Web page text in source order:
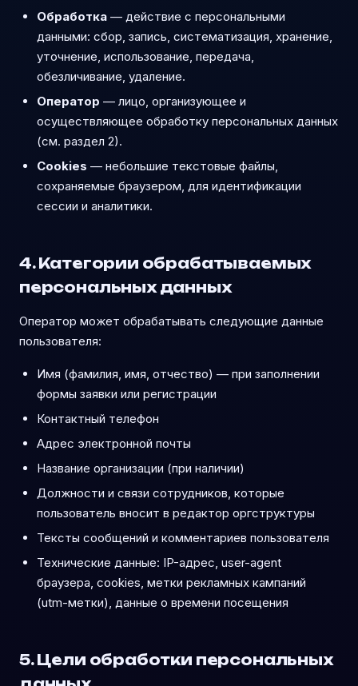
Обработка — действие с персональными
данными: сбор, запись, систематизация, хранение,
уточнение, использование, передача,
обезличивание, удаление.
Оператор — лицо, организующее и
осуществляющее обработку персональных данных
(см. раздел 2).
Cookies — небольшие текстовые файлы,
сохраняемые браузером, для идентификации
сессии и аналитики.
4. Категории обрабатываемых
персональных данных
Оператор может обрабатывать следующие данные
пользователя:
Имя (фамилия, имя, отчество) — при заполнении
формы заявки или регистрации
Контактный телефон
Адрес электронной почты
Название организации (при наличии)
Должности и связи сотрудников, которые
пользователь вносит в редактор оргструктуры
Тексты сообщений и комментариев пользователя
Технические данные: IP-адрес, user-agent
браузера, cookies, метки рекламных кампаний
(utm-метки), данные о времени посещения
5. Цели обработки персональных